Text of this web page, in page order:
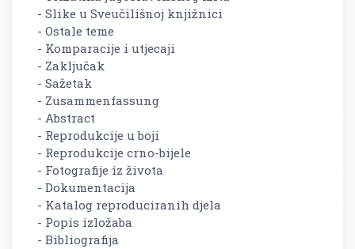
- Slike u Sveučilišnoj knjižnici
- Ostale teme
- Komparacije i utjecaji
- Zaključak
- Sažetak
- Zusammenfassung
- Abstract
- Reprodukcije u boji
- Reprodukcije crno-bijele
- Fotografije iz života
- Dokumentacija
- Katalog reproduciranih djela
- Popis izložaba
- Bibliografija